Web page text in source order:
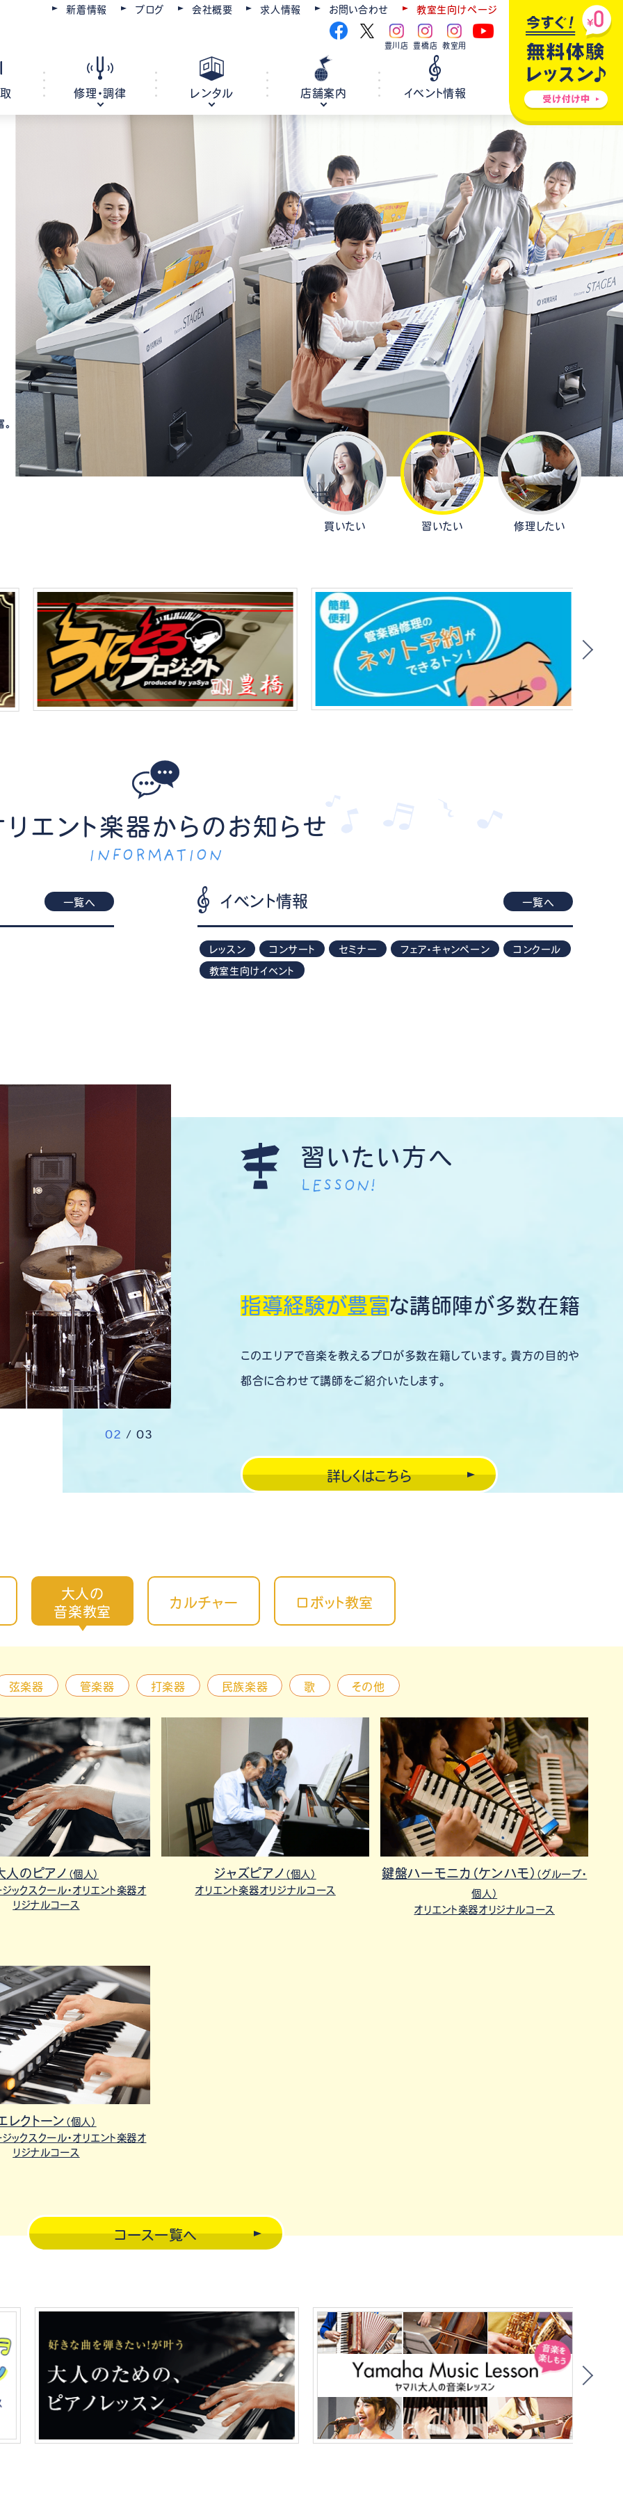
新着情報 ブログ 会社概要 求人情報 お問い合わせ 教室生向けページ
豊川店 豊橋店 教室用
コースを選ぶ レッスン会場
電子ピアノ
キーボード
ギター
ウクレレ
弦楽器
防音・調音 各種楽器 チケット情報
修理・調律
ピアノ調律・修理 管楽器修理・メンテナンス 各種楽器修理
レンタル
楽器レンタル 教室レンタル ホールレンタル
店舗案内
豊川店 豊橋店
イベント情報
買いたい 習いたい 修理したい
リエント楽器からのお知らせ
INFORMATION
一覧へ イベント情報 一覧へ
レッスン コンサート セミナー フェア・キャンペーン コンクール
教室生向けイベント
02 /03
習いたい方へ
LESSON!
指導経験が豊富な講師陣が多数在籍
このエリアで音楽を教えるプロが多数在籍しています。貴方の目的や
都合に合わせて講師をご紹介いたします。
詳しくはこちら
大人の
音楽教室
カルチャー ロボット教室
弦楽器 管楽器 打楽器 民族楽器 歌 その他
人のピアノ （個人）
ックスクール・オリエント楽器オ
リジナルコース
ジャズピアノ （個人）
オリエント楽器オリジナルコース
鍵盤ハーモニカ（ケンハモ） （グループ・
個人）
オリエント楽器オリジナルコース
レクトーン （個人）
ックスクール・オリエント楽器オ
リジナルコース
コース一覧へ